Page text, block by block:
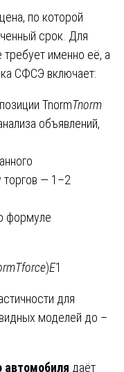
по которой
срок. Для
именно её, а
СФСЭ включает:
TnormTnorm
объявлений,
торгов — 1–2
формуле
Tforce​​)E1​
для
моделей до –
автомобиля даёт